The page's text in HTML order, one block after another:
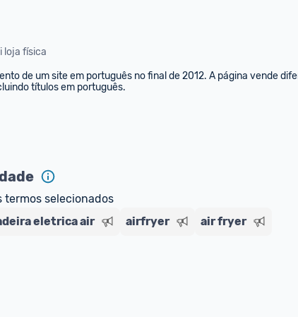
loja física
de um site em português no final de 2012. A página vende
títulos em português.
termos selecionados
eletrica air airfryer air fryer